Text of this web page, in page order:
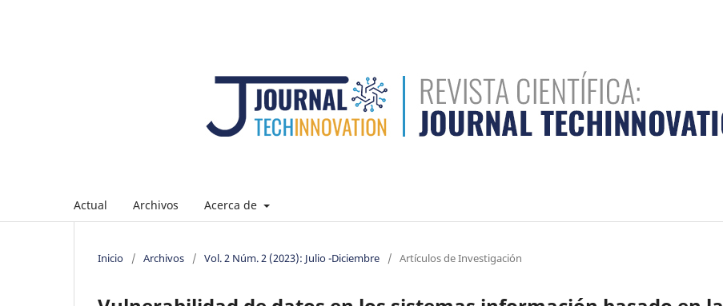
Actual Archivos Acerca de
Inicio / Archivos / Vol. 2 Núm. 2 (2023): Julio -Diciembre / Artículos de Investigación